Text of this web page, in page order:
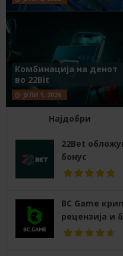
Комбинација на денот
во 22Bit
ЈУЛИ 1, 2026
Најдобри
22Bet
бонус
BC Game
рецензија и